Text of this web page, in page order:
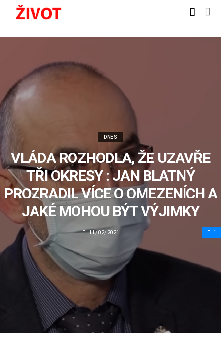
DNES
VLÁDA ROZHODLA, ŽE UZAVŘE
TŘI OKRESY : JAN BLATNÝ
PROZRADIL VÍCE O OMEZENÍCH A
JAKÉ MOHOU BÝT VÝJIMKY
11/02/2021 1